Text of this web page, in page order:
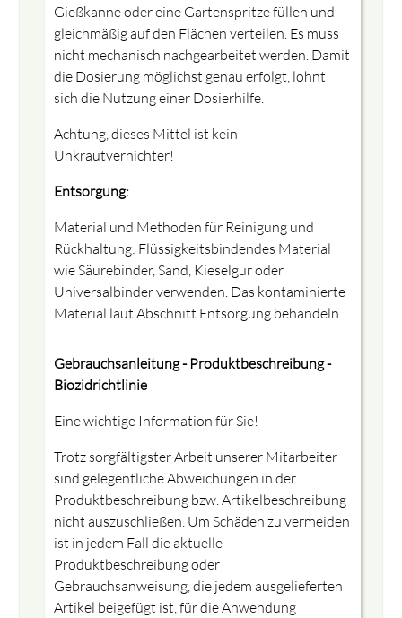
Gießkanne oder eine Gartenspritze füllen und
gleichmäßig auf den Flächen verteilen. Es muss
nicht mechanisch nachgearbeitet werden. Damit
die Dosierung möglichst genau erfolgt, lohnt
sich die Nutzung einer Dosierhilfe.
Achtung, dieses Mittel ist kein
Unkrautvernichter!
Entsorgung:
Material und Methoden für Reinigung und
Rückhaltung: Flüssigkeitsbindendes Material
wie Säurebinder, Sand, Kieselgur oder
Universalbinder verwenden. Das kontaminierte
Material laut Abschnitt Entsorgung behandeln.
Gebrauchsanleitung - Produktbeschreibung -
Biozidrichtlinie
Eine wichtige Information für Sie!
Trotz sorgfältigster Arbeit unserer Mitarbeiter
sind gelegentliche Abweichungen in der
Produktbeschreibung bzw. Artikelbeschreibung
nicht auszuschließen. Um Schäden zu vermeiden
ist in jedem Fall die aktuelle
Produktbeschreibung oder
Gebrauchsanweisung, die jedem ausgelieferten
Artikel beigefügt ist, für die Anwendung